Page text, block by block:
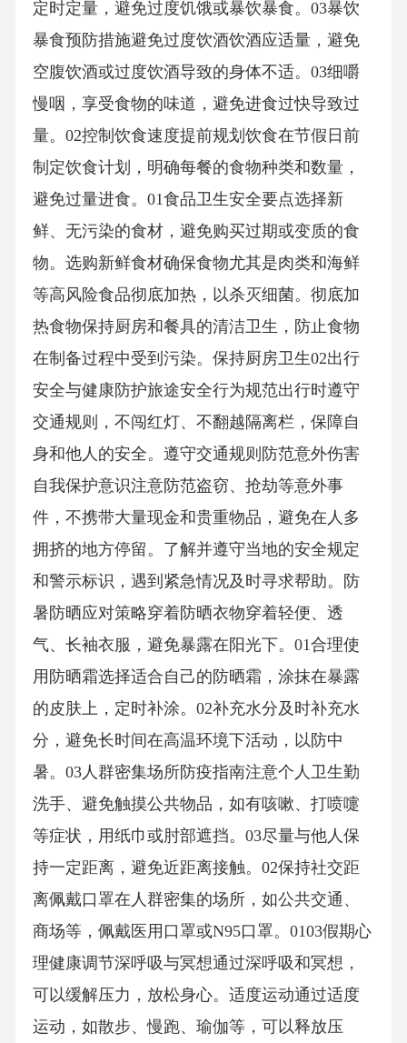
定时定量，避免过度饥饿或暴饮暴食。03暴饮
暴食预防措施避免过度饮酒饮酒应适量，避免
空腹饮酒或过度饮酒导致的身体不适。03细嚼
慢咽，享受食物的味道，避免进食过快导致过
量。02控制饮食速度提前规划饮食在节假日前
制定饮食计划，明确每餐的食物种类和数量，
避免过量进食。01食品卫生安全要点选择新
鲜、无污染的食材，避免购买过期或变质的食
物。选购新鲜食材确保食物尤其是肉类和海鲜
等高风险食品彻底加热，以杀灭细菌。彻底加
热食物保持厨房和餐具的清洁卫生，防止食物
在制备过程中受到污染。保持厨房卫生02出行
安全与健康防护旅途安全行为规范出行时遵守
交通规则，不闯红灯、不翻越隔离栏，保障自
身和他人的安全。遵守交通规则防范意外伤害
自我保护意识注意防范盗窃、抢劫等意外事
件，不携带大量现金和贵重物品，避免在人多
拥挤的地方停留。了解并遵守当地的安全规定
和警示标识，遇到紧急情况及时寻求帮助。防
暑防晒应对策略穿着防晒衣物穿着轻便、透
气、长袖衣服，避免暴露在阳光下。01合理使
用防晒霜选择适合自己的防晒霜，涂抹在暴露
的皮肤上，定时补涂。02补充水分及时补充水
分，避免长时间在高温环境下活动，以防中
暑。03人群密集场所防疫指南注意个人卫生勤
洗手、避免触摸公共物品，如有咳嗽、打喷嚏
等症状，用纸巾或肘部遮挡。03尽量与他人保
持一定距离，避免近距离接触。02保持社交距
离佩戴口罩在人群密集的场所，如公共交通、
商场等，佩戴医用口罩或N95口罩。0103假期心
理健康调节深呼吸与冥想通过深呼吸和冥想，
可以缓解压力，放松身心。适度运动通过适度
运动，如散步、慢跑、瑜伽等，可以释放压